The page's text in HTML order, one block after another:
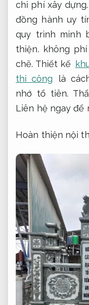
chi phí xây dựng.
đồng hành uy
quy trình minh
thiện. không phí
chẽ. Thiết kế
thi công
là
nhớ tổ tiên.
Liên hệ ngay để
Hoàn thiện nội